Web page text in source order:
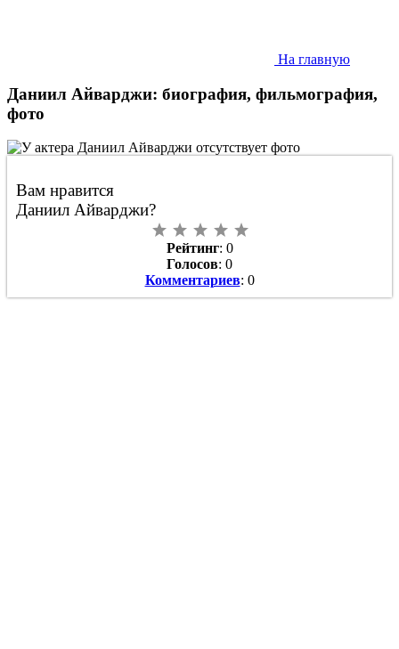
На главную
Даниил Айварджи: биография, фильмография,
фото
Вам нравится
Даниил Айварджи?
Рейтинг: 0
Голосов: 0
Комментариев: 0